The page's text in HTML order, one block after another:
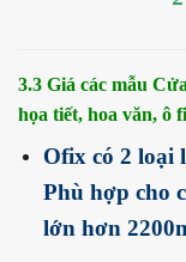
3.3 Giá các mẫu
họa tiết, hoa văn, ô
Ofix có 2 loại
Phù hợp cho
lớn hơn